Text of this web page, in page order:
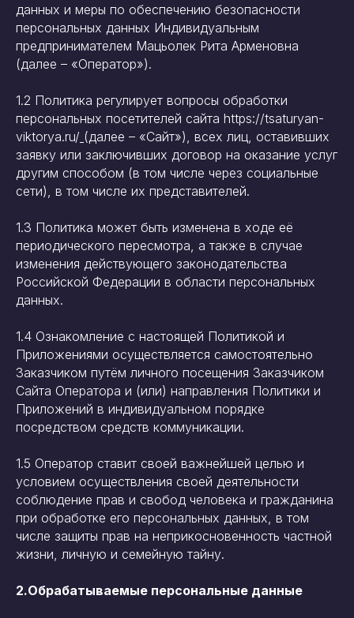
данных и меры по обеспечению безопасности
персональных данных Индивидуальным
предпринимателем Мацьолек Рита Арменовна
(далее – «Оператор»).
1.2 Политика регулирует вопросы обработки
персональных посетителей сайта https://tsaturyan-
viktorya.ru/ (далее – «Сайт»), всех лиц, оставивших
заявку или заключивших договор на оказание услуг
другим способом (в том числе через социальные
сети), в том числе их представителей.
1.3 Политика может быть изменена в ходе её
периодического пересмотра, а также в случае
изменения действующего законодательства
Российской Федерации в области персональных
данных.
1.4 Ознакомление с настоящей Политикой и
Приложениями осуществляется самостоятельно
Заказчиком путём личного посещения Заказчиком
Сайта Оператора и (или) направления Политики и
Приложений в индивидуальном порядке
посредством средств коммуникации.
1.5 Оператор ставит своей важнейшей целью и
условием осуществления своей деятельности
соблюдение прав и свобод человека и гражданина
при обработке его персональных данных, в том
числе защиты прав на неприкосновенность частной
жизни, личную и семейную тайну.
2.Обрабатываемые персональные данные